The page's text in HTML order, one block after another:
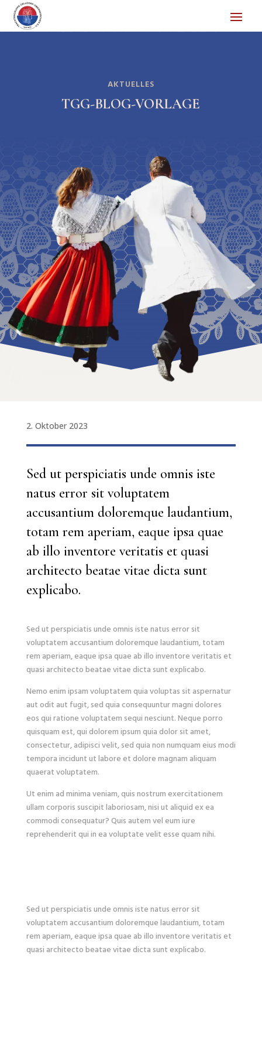
AKTUELLES
TGG-BLOG-VORLAGE
2. Oktober 2023
Sed ut perspiciatis unde omnis iste
natus error sit voluptatem
accusantium doloremque laudantium,
totam rem aperiam, eaque ipsa quae
ab illo inventore veritatis et quasi
architecto beatae vitae dicta sunt
explicabo.
Sed ut perspiciatis unde omnis iste natus error sit
voluptatem accusantium doloremque laudantium, totam
rem aperiam, eaque ipsa quae ab illo inventore veritatis et
quasi architecto beatae vitae dicta sunt explicabo.
Nemo enim ipsam voluptatem quia voluptas sit aspernatur
aut odit aut fugit, sed quia consequuntur magni dolores
eos qui ratione voluptatem sequi nesciunt. Neque porro
quisquam est, qui dolorem ipsum quia dolor sit amet,
consectetur, adipisci velit, sed quia non numquam eius modi
tempora incidunt ut labore et dolore magnam aliquam
quaerat voluptatem.
Ut enim ad minima veniam, quis nostrum exercitationem
ullam corporis suscipit laboriosam, nisi ut aliquid ex ea
commodi consequatur? Quis autem vel eum iure
reprehenderit qui in ea voluptate velit esse quam nihi.
Sed ut perspiciatis unde omnis iste natus error sit
voluptatem accusantium doloremque laudantium, totam
rem aperiam, eaque ipsa quae ab illo inventore veritatis et
quasi architecto beatae vitae dicta sunt explicabo.